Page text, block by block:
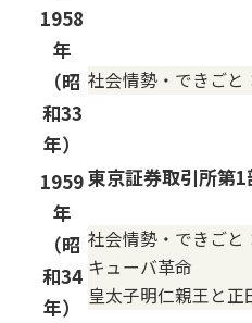
1958
年
（昭
和33
年）
社会情勢・できごと
1959
年
（昭
和34
年）
東京証券取引所第
社会情勢・できごと
キューバ革命
皇太子明仁親王と